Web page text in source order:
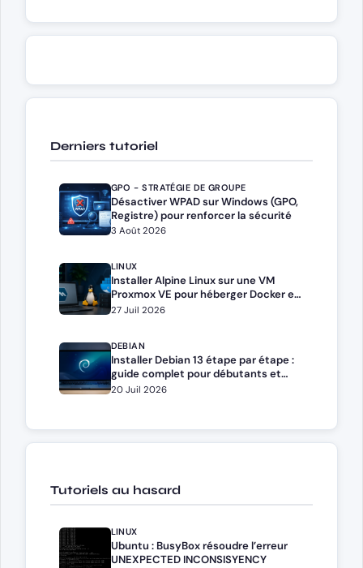
Derniers tutoriel
GPO - STRATÉGIE DE GROUPE
Désactiver WPAD sur Windows (GPO,
Registre) pour renforcer la sécurité
3 Août 2026
LINUX
Installer Alpine Linux sur une VM
Proxmox VE pour héberger Docker et
Docker Compose
27 Juil 2026
DEBIAN
Installer Debian 13 étape par étape :
guide complet pour débutants et
administrateurs
20 Juil 2026
Tutoriels au hasard
LINUX
Ubuntu : BusyBox résoudre l’erreur
UNEXPECTED INCONSISYENCY